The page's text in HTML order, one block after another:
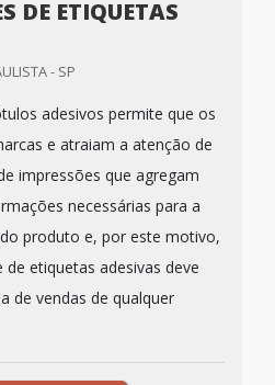
DE ETIQUETAS
- SP
adesivos permite que os
e atraiam a atenção de
impressões que agregam
necessárias para a
produto e, por este motivo,
etiquetas adesivas deve
de vendas de qualquer